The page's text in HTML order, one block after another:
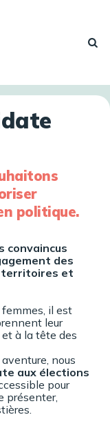
politique.
convaincus
des
territoires et
il est
leur
à la tête des
nous
aux élections
pour
présenter,